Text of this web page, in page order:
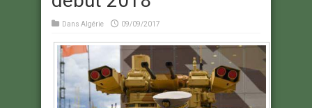
Dans Algérie 09/09/2017